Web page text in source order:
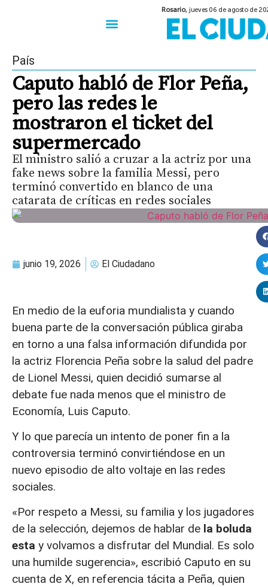
Rosario,jueves 06 de agosto de
País
Caputo habló de Flor Peña,
pero las redes le
mostraron el ticket del
supermercado
El ministro salió a cruzar a la actriz por una
fake news sobre la familia Messi, pero
terminó convertido en blanco de una
catarata de críticas en redes sociales
junio 19, 2026 El Ciudadano
En medio de la euforia mundialista y cuando
buena parte de la conversación pública giraba
en torno a una falsa información difundida por
la actriz Florencia Peña sobre la salud del padre
de Lionel Messi, quien decidió sumarse al
debate fue nada menos que el ministro de
Economía, Luis Caputo.
Y lo que parecía un intento de poner fin a la
controversia terminó convirtiéndose en un
nuevo episodio de alto voltaje en las redes
sociales.
«Por respeto a Messi, su familia y los jugadores
de la selección, dejemos de hablar de la boluda
esta y volvamos a disfrutar del Mundial. Es solo
una humilde sugerencia», escribió Caputo en su
cuenta de X, en referencia tácita a Peña, quien